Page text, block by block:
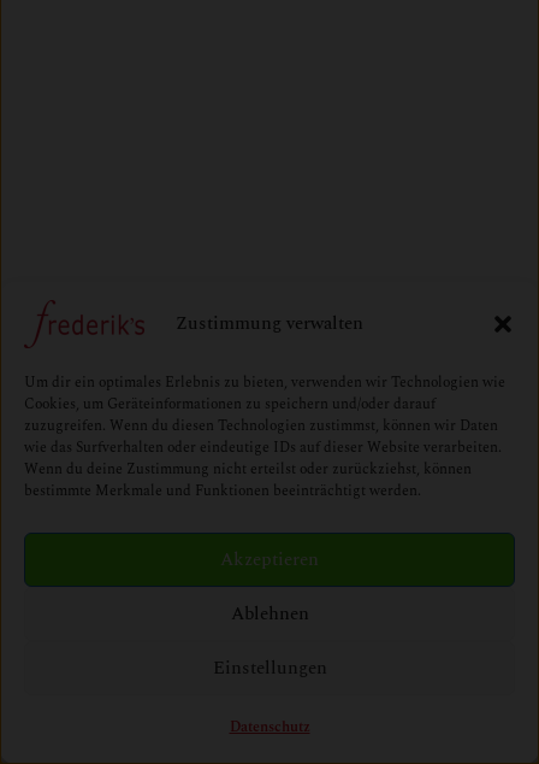
Zustimmung verwalten
Um dir ein optimales Erlebnis zu bieten, verwenden wir Technologien wie
Cookies, um Geräteinformationen zu speichern und/oder darauf
zuzugreifen. Wenn du diesen Technologien zustimmst, können wir Daten
wie das Surfverhalten oder eindeutige IDs auf dieser Website verarbeiten.
Wenn du deine Zustimmung nicht erteilst oder zurückziehst, können
bestimmte Merkmale und Funktionen beeinträchtigt werden.
Akzeptieren
Ablehnen
Einstellungen
Datenschutz